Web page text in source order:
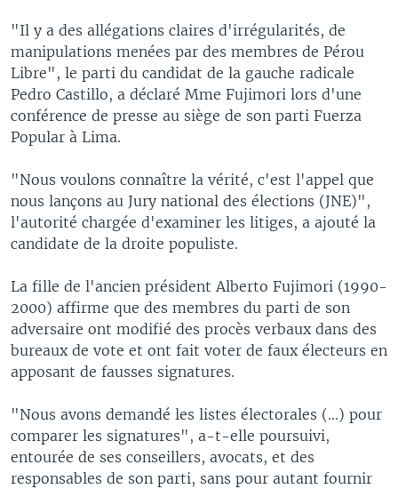
"Il y a des allégations claires d'irrégularités, de
manipulations menées par des membres de Pérou
Libre", le parti du candidat de la gauche radicale
Pedro Castillo, a déclaré Mme Fujimori lors d'une
conférence de presse au siège de son parti Fuerza
Popular à Lima.
"Nous voulons connaître la vérité, c'est l'appel que
nous lançons au Jury national des élections (JNE)",
l'autorité chargée d'examiner les litiges, a ajouté la
candidate de la droite populiste.
La fille de l'ancien président Alberto Fujimori (1990-
2000) affirme que des membres du parti de son
adversaire ont modifié des procès verbaux dans des
bureaux de vote et ont fait voter de faux électeurs en
apposant de fausses signatures.
"Nous avons demandé les listes électorales (...) pour
comparer les signatures", a-t-elle poursuivi,
entourée de ses conseillers, avocats, et des
responsables de son parti, sans pour autant fournir